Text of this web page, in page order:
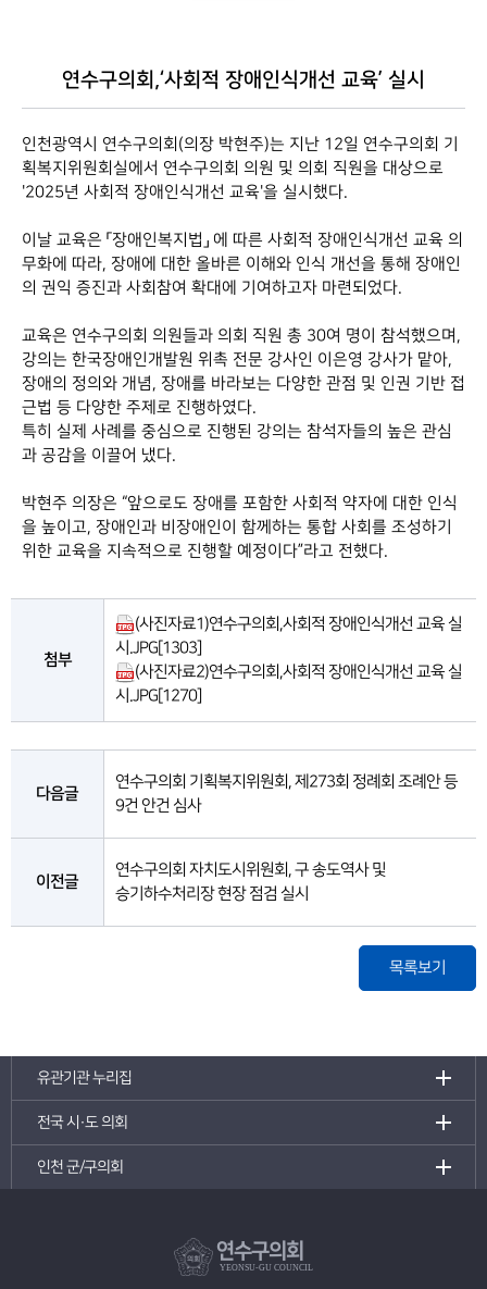
연수구의회,‘사회적 장애인식개선 교육’ 실시
인천광역시 연수구의회(의장 박현주)는 지난 12일 연수구의회 기
획복지위원회실에서 연수구의회 의원 및 의회 직원을 대상으로
'2025년 사회적 장애인식개선 교육'을 실시했다.
이날 교육은 「장애인복지법」 에 따른 사회적 장애인식개선 교육 의
무화에 따라, 장애에 대한 올바른 이해와 인식 개선을 통해 장애인
의 권익 증진과 사회참여 확대에 기여하고자 마련되었다.
교육은 연수구의회 의원들과 의회 직원 총 30여 명이 참석했으며,
강의는 한국장애인개발원 위촉 전문 강사인 이은영 강사가 맡아,
장애의 정의와 개념, 장애를 바라보는 다양한 관점 및 인권 기반 접
근법 등 다양한 주제로 진행하였다.
특히 실제 사례를 중심으로 진행된 강의는 참석자들의 높은 관심
과 공감을 이끌어 냈다.
박현주 의장은 “앞으로도 장애를 포함한 사회적 약자에 대한 인식
을 높이고, 장애인과 비장애인이 함께하는 통합 사회를 조성하기
위한 교육을 지속적으로 진행할 예정이다”라고 전했다.
첨부
(사진자료1)연수구의회,사회적 장애인식개선 교육 실
시.JPG[1303]
(사진자료2)연수구의회,사회적 장애인식개선 교육 실
시.JPG[1270]
다음글
연수구의회 기획복지위원회, 제273회 정례회 조례안 등
9건 안건 심사
이전글
연수구의회 자치도시위원회, 구 송도역사 및
승기하수처리장 현장 점검 실시
목록보기
유관기관 누리집
전국 시·도 의회
인천 군/구의회
연수구의회
YEONSU-GU COUNCIL